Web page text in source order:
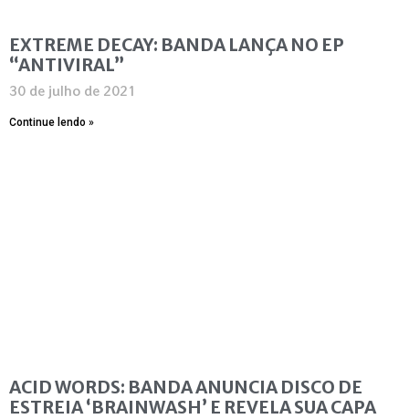
EXTREME DECAY: BANDA LANÇA NO EP
“ANTIVIRAL”
30 de julho de 2021
Continue lendo »
ACID WORDS: BANDA ANUNCIA DISCO DE
ESTREIA ‘BRAINWASH’ E REVELA SUA CAPA